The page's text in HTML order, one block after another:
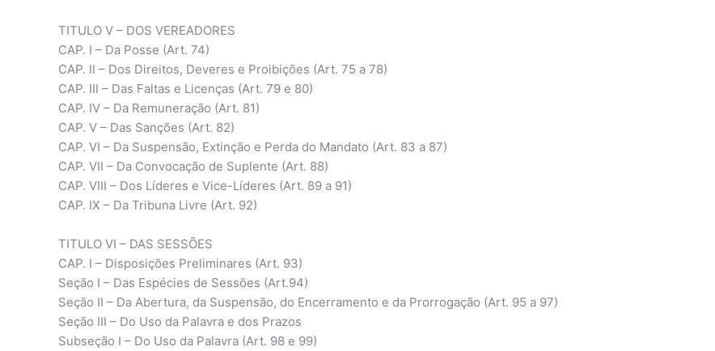
TITULO V – DOS VEREADORES
CAP. I – Da Posse (Art. 74)
CAP. II – Dos Direitos, Deveres e Proibições (Art. 75 a 78)
CAP. III – Das Faltas e Licenças (Art. 79 e 80)
CAP. IV – Da Remuneração (Art. 81)
CAP. V – Das Sanções (Art. 82)
CAP. VI – Da Suspensão, Extinção e Perda do Mandato (Art. 83 a 87)
CAP. VII – Da Convocação de Suplente (Art. 88)
CAP. VIII – Dos Líderes e Vice-Líderes (Art. 89 a 91)
CAP. IX – Da Tribuna Livre (Art. 92)
TITULO VI – DAS SESSÕES
CAP. I – Disposições Preliminares (Art. 93)
Seção I – Das Espécies de Sessões (Art.94)
Seção II – Da Abertura, da Suspensão, do Encerramento e da Prorrogação (Art. 95 a 97)
Seção III – Do Uso da Palavra e dos Prazos
Subseção I – Do Uso da Palavra (Art. 98 e 99)